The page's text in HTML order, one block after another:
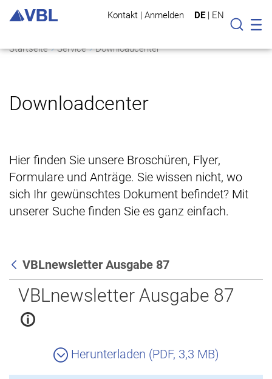
Kontakt | Anmelden DE | EN
Suche
Startseite Service Downloadcenter
Downloadcenter
Hier finden Sie unsere Broschüren, Flyer,
Formulare und Anträge. Sie wissen nicht, wo
sich Ihr gewünschtes Dokument befindet? Mit
unserer Suche finden Sie es ganz einfach.
Zurück
VBLnewsletter Ausgabe 87
VBLnewsletter Ausgabe 87
Herunterladen (PDF, 3,3 MB)